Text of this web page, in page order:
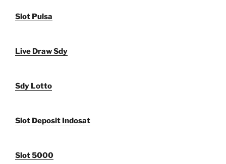
Slot Pulsa
Live Draw Sdy
Sdy Lotto
Slot Deposit Indosat
Slot 5000